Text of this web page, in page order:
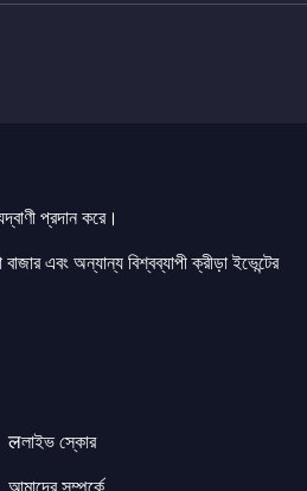
প্রদান করে।
এবং অন্যান্য বিশ্বব্যাপী ক্রীড়া ইভেন্টের
लলাইভ স্কোর